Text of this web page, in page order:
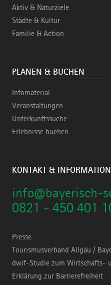
Aktiv & Naturziele
Städte & Kultur
Familie & Action
PLANEN & BUCHEN
Infomaterial
Veranstaltungen
Unterkunftssuche
Erlebnisse buchen
KONTAKT & INFORMATION
info@bayerisch-
0821 - 450 401
Presse
Tourismusverband Allgäu /
dwif-Studie zum Wirtschafts-
Erklärung zur Barrierefreiheit